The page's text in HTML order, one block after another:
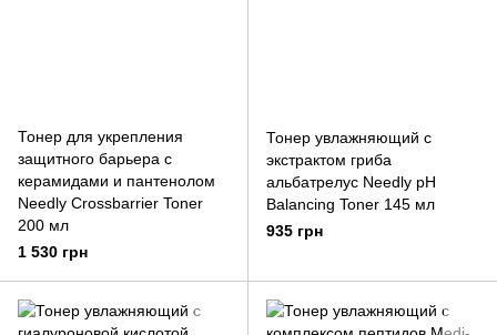
Тонер для укрепления
защитного барьера с
керамидами и пантенолом
Needly Crossbarrier Toner
200 мл
1 530 грн
Тонер увлажняющий с
экстрактом гриба
альбатрелус Needly pH
Balancing Toner 145 мл
935 грн